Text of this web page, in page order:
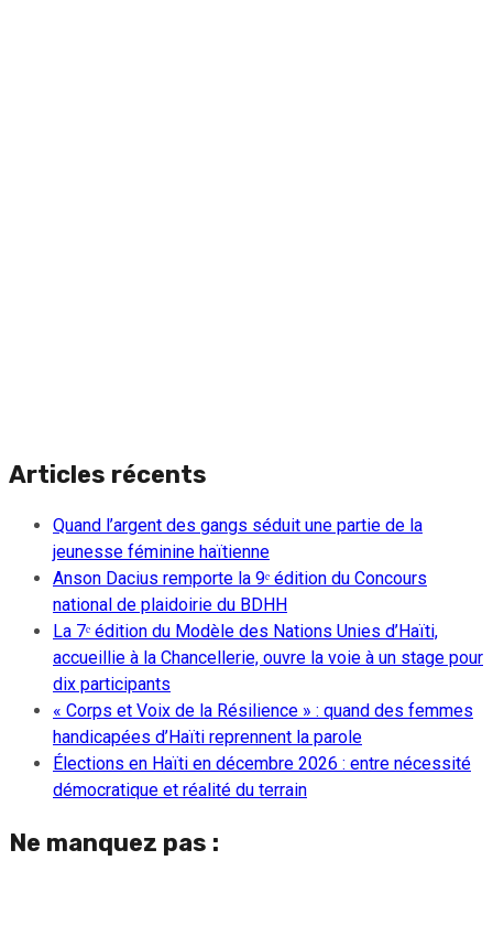
Articles récents
Quand l’argent des gangs séduit une partie de la
jeunesse féminine haïtienne
Anson Dacius remporte la 9ᵉ édition du Concours
national de plaidoirie du BDHH
La 7ᵉ édition du Modèle des Nations Unies d’Haïti,
accueillie à la Chancellerie, ouvre la voie à un stage pour
dix participants
« Corps et Voix de la Résilience » : quand des femmes
handicapées d’Haïti reprennent la parole
Élections en Haïti en décembre 2026 : entre nécessité
démocratique et réalité du terrain
Ne manquez pas :